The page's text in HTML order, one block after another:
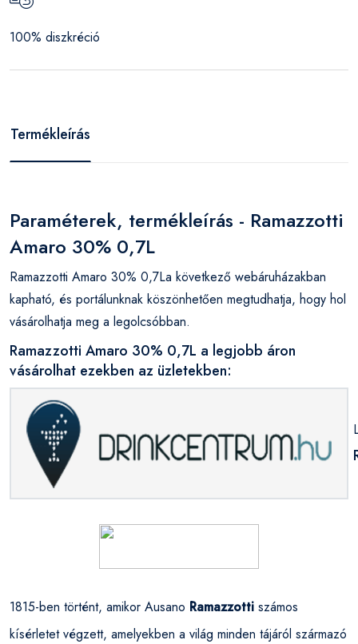
100% diszkréció
Termékleírás
Paraméterek, termékleírás - Ramazzotti
Amaro 30% 0,7L
Ramazzotti Amaro 30% 0,7La következő webáruházakban
kapható, és portálunknak köszönhetően megtudhatja, hogy hol
vásárolhatja meg a legolcsóbban.
Ramazzotti Amaro 30% 0,7L a legjobb áron
vásárolhat ezekben az üzletekben:
1815-ben történt, amikor Ausano Ramazzotti számos
kísérletet végzett, amelyekben a világ minden tájáról származó